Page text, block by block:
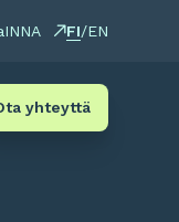
FI/EN
yhteyttä